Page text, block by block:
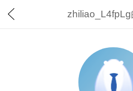
zhiliao_L4fpLg